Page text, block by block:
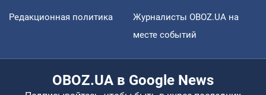
Редакционная политика
Журналисты OBOZ.UA на
месте событий
OBOZ.UA в Google News